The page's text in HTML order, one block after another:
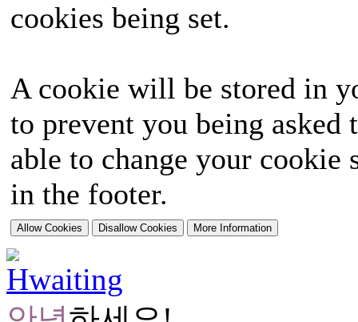
cookies being set.
A cookie will be stored in
to prevent you being
able to change your
in the footer.